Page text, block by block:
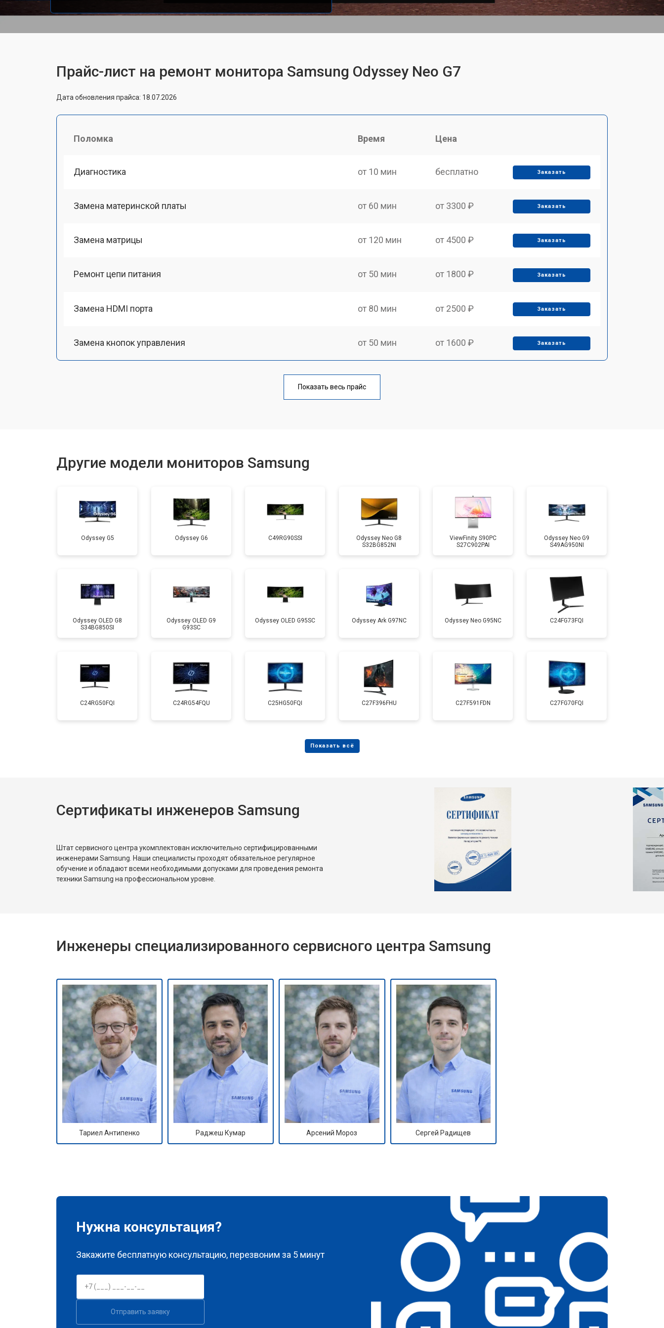
Прайс-лист на ремонт монитора Samsung Odyssey Neo G7
Дата обновления прайса: 18.07.2026
Поломка Время Цена
Диагностика от 10 мин бесплатно Заказать
Замена материнской платы от 60 мин от 3300 ₽ Заказать
Замена матрицы от 120 мин от 4500 ₽ Заказать
Ремонт цепи питания от 50 мин от 1800 ₽ Заказать
Замена HDMI порта от 80 мин от 2500 ₽ Заказать
Замена кнопок управления от 50 мин от 1600 ₽ Заказать
от 80 мин
Показать весь прайс
Другие модели мониторов Samsung
Odyssey G5 Odyssey G6 C49RG90SSI
Odyssey Neo G8
S32BG852NI
ViewFinity S90PC
S27C902PAI
Odyssey Neo G9
S49AG950NI
Odyssey OLED G8
S34BG850SI
Odyssey OLED G9
G93SC
Odyssey OLED G95SC Odyssey Ark G97NC Odyssey Neo G95NC C24FG73FQI
C24RG50FQI C24RG54FQU C25HG50FQI C27F396FHU C27F591FDN C27FG70FQI
Сертификаты инженеров Samsung
Штат сервисного центра укомплектован исключительно сертифицированными
инженерами Samsung. Наши специалисты проходят обязательное регулярное
обучение и обладают всеми необходимыми допусками для проведения ремонта
техники Samsung на профессиональном уровне.
Инженеры специализированного сервисного центра Samsung
Тариел Антипенко Раджеш Кумар Арсений Мороз Сергей Радищев
Нужна консультация?
Закажите бесплатную консультацию, перезвоним за 5 минут
Отправить заявку